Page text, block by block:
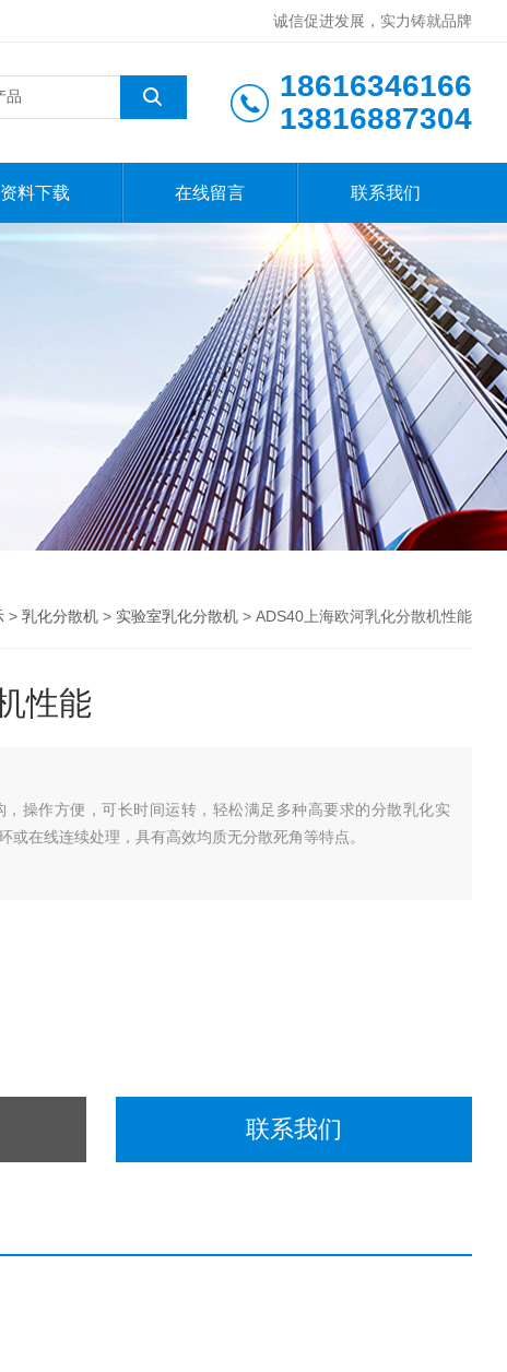
诚信促进发展，实力铸就品牌
18616346166
13816887304
资料下载 在线留言 联系我们
> 乳化分散机 > 实验室乳化分散机 > ADS40上海欧河乳化分散机性能
性能
操作方便，可长时间运转，轻松满足多种高要求的分散乳化实
或在线连续处理，具有高效均质无分散死角等特点。
联系我们